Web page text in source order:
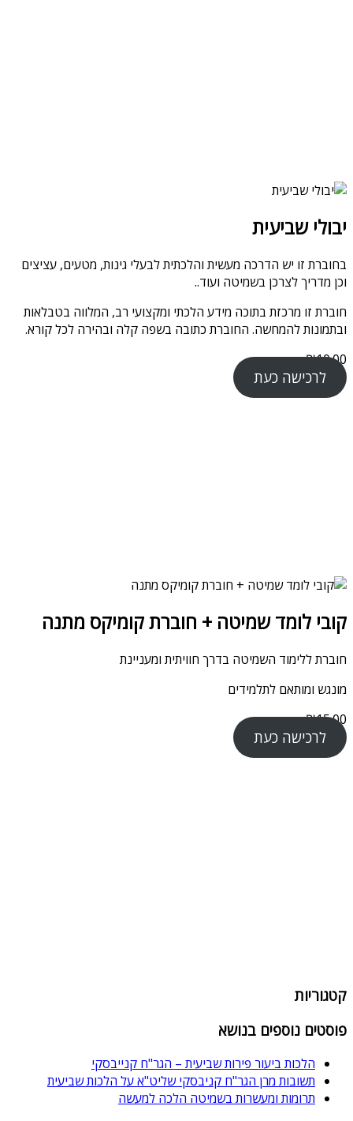
יבולי שביעית
בחוברת זו יש הדרכה מעשית והלכתית לבעלי גינות, מטעים, עציצים
וכן מדריך לצרכן בשמיטה ועוד..
חוברת זו מרכזת בתוכה מידע הלכתי ומקצועי רב, המלווה בטבלאות
ובתמונות להמחשה. החוברת כתובה בשפה קלה ובהירה לכל קורא.
₪10.00
לרכישה כעת
קובי לומד שמיטה + חוברת קומיקס מתנה
חוברת ללימוד השמיטה בדרך חוויתית ומעניינת
מונגש ומותאם לתלמידים
₪15.00
לרכישה כעת
קטגוריות
פוסטים נוספים בנושא
הלכות ביעור פירות שביעית – הגר"ח קנייבסקי
תשובות מרן הגר"ח קניבסקי שליט"א על הלכות שביעית
תרומות ומעשרות בשמיטה הלכה למעשה